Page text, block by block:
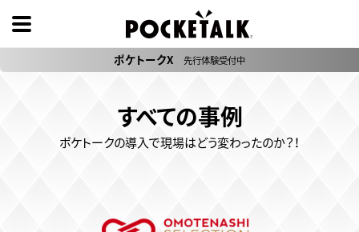
ポケトークX 先行体験受付中
すべての事例
ポケトークの導入で現場はどう変わったのか？！